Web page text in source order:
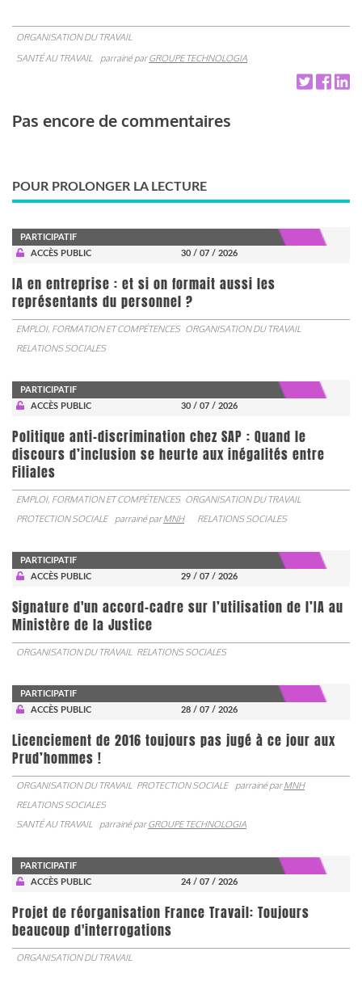
ORGANISATION DU TRAVAIL
SANTÉ AU TRAVAIL
parrainé parGROUPE TECHNOLOGIA
Pas encore de commentaires
POUR PROLONGER LA LECTURE
PARTICIPATIF
ACCÈS PUBLIC
30 / 07 / 2026
IA en entreprise : et si on formait aussi les
représentants du personnel ?
EMPLOI, FORMATION ET COMPÉTENCES ORGANISATION DU TRAVAIL
RELATIONS SOCIALES
PARTICIPATIF
ACCÈS PUBLIC
30 / 07 / 2026
Politique anti-discrimination chez SAP : Quand le
discours d’inclusion se heurte aux inégalités entre
Filiales
EMPLOI, FORMATION ET COMPÉTENCES ORGANISATION DU TRAVAIL
PROTECTION SOCIALE
parrainé parMNH RELATIONS SOCIALES
PARTICIPATIF
ACCÈS PUBLIC
29 / 07 / 2026
Signature d'un accord-cadre sur l’utilisation de l’IA au
Ministère de la Justice
ORGANISATION DU TRAVAIL RELATIONS SOCIALES
PARTICIPATIF
ACCÈS PUBLIC
28 / 07 / 2026
Licenciement de 2016 toujours pas jugé à ce jour aux
Prud’hommes !
ORGANISATION DU TRAVAIL PROTECTION SOCIALE parrainé parMNH
RELATIONS SOCIALES
SANTÉ AU TRAVAIL
parrainé parGROUPE TECHNOLOGIA
PARTICIPATIF
ACCÈS PUBLIC
24 / 07 / 2026
Projet de réorganisation France Travail: Toujours
beaucoup d'interrogations
ORGANISATION DU TRAVAIL